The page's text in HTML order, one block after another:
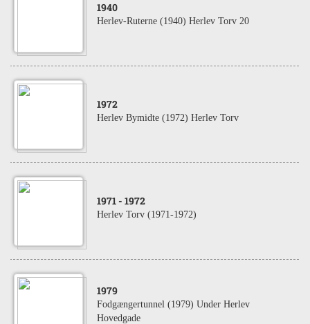
1940
Herlev-Ruterne (1940) Herlev Torv 20
1972
Herlev Bymidte (1972) Herlev Torv
1971 - 1972
Herlev Torv (1971-1972)
1979
Fodgængertunnel (1979) Under Herlev
Hovedgade